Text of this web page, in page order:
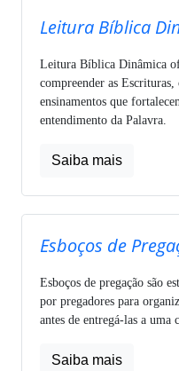
Leitura Bíblica
Leitura Bíblica Dinâmica
compreender as
ensinamentos que
entendimento da Palavra.
Saiba mais
Esboços de
Esboços de pregação são
por pregadores para
antes de entregá-las a uma
Saiba mais